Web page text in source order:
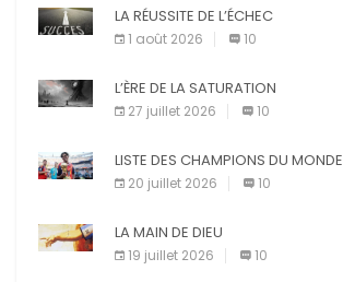
LA RÉUSSITE DE L’ÉCHEC
1 août 2026 10
L’ÈRE DE LA SATURATION
27 juillet 2026 10
LISTE DES CHAMPIONS DU MONDE
20 juillet 2026 10
LA MAIN DE DIEU
19 juillet 2026 10